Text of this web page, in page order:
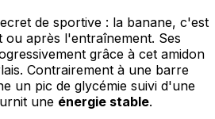
de sportive : la banane, c'est
ou après l'entraînement. Ses
grâce à cet amidon
Contrairement à une barre
un pic de glycémie suivi d'une
une énergie stable.